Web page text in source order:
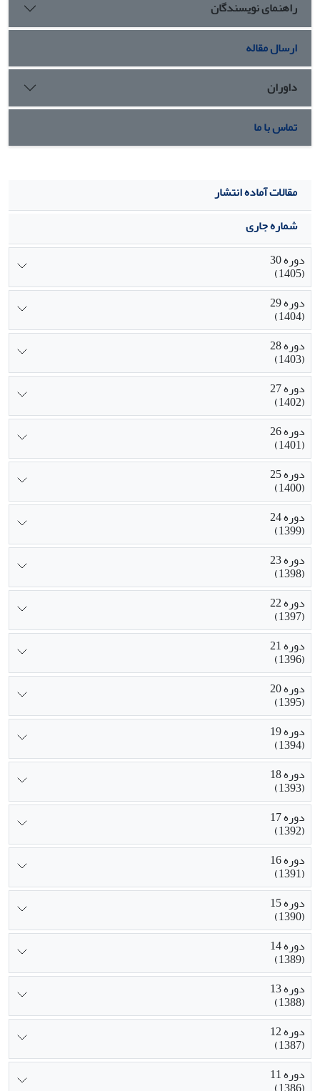
راهنمای نویسندگان
ارسال مقاله
داوران
تماس با ما
مقالات آماده انتشار
شماره جاری
دوره 30
(1405)
دوره 29
(1404)
دوره 28
(1403)
دوره 27
(1402)
دوره 26
(1401)
دوره 25
(1400)
دوره 24
(1399)
دوره 23
(1398)
دوره 22
(1397)
دوره 21
(1396)
دوره 20
(1395)
دوره 19
(1394)
دوره 18
(1393)
دوره 17
(1392)
دوره 16
(1391)
دوره 15
(1390)
دوره 14
(1389)
دوره 13
(1388)
دوره 12
(1387)
دوره 11